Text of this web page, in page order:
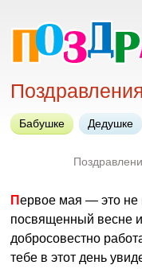
Бабушке Дедушке
Первое мая — это не просто будний праздник, день,
посвященный весне
добросовестно
тебе в этот день